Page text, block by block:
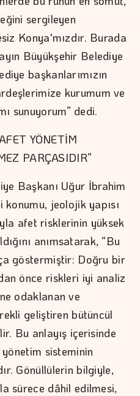
sergileyen
Konya'mızdır. Burada
Büyükşehir Belediye
başkanlarımızın
kurumum ve
sunuyorum” dedi.
YÖNETİM
PARÇASIDIR”
Başkanı Uğur İbrahim
jeolojik yapısı
afet risklerinin yüksek
anımsatarak, “Bu
göstermiştir: Doğru bir
önce riskleri iyi analiz
odaklanan ve
geliştiren bütüncül
Bu anlayış içerisinde
sisteminin
Gönüllülerin bilgiyle,
sürece dâhil edilmesi,